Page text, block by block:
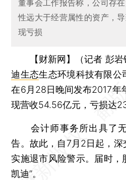
董事会工作报告称，公司存
性远大于经营属性的资产，
现亏损
【财新网】（记者 彭岩
迪生态生态环境科技有限公
在6月28日晚间发布2017年
现营收54.56亿元，亏损达
会计师事务所出具了无
告。故此，自7月2日起，
实施退市风险警示。届时，
凯迪”。